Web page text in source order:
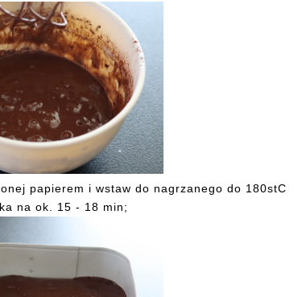
papierem i wstaw do nagrzanego do 180stC
na ok. 15 - 18 min;